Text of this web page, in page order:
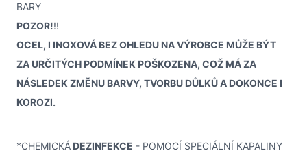
BARY
POZOR!!!
OCEL, I INOXOVÁ BEZ OHLEDU NA VÝROBCE MŮŽE BÝT
ZA URČITÝCH PODMÍNEK POŠKOZENA, COŽ MÁ ZA
NÁSLEDEK ZMĚNU BARVY, TVORBU DŮLKŮ A DOKONCE I
KOROZI.
*CHEMICKÁ DEZINFEKCE - POMOCÍ SPECIÁLNÍ KAPALINY